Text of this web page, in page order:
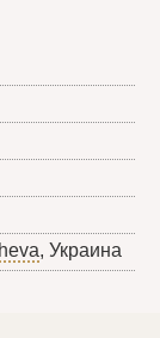
, Украина